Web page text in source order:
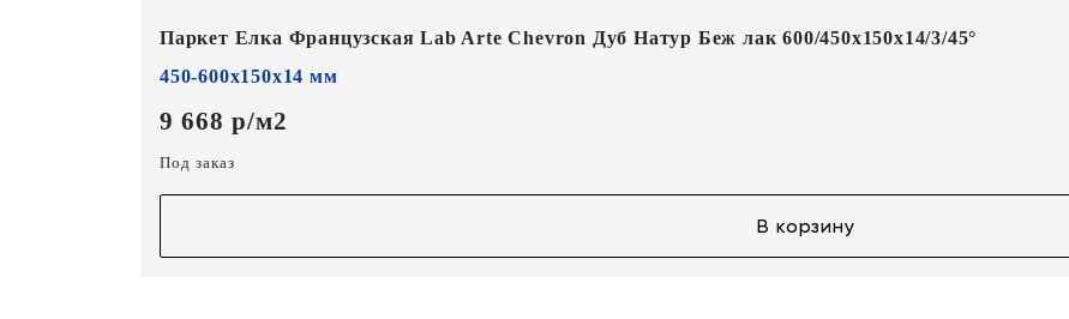
Паркет Елка Французская Lab Arte Chevron Дуб Натур Беж лак 600/450х150х14/3/45°
450-600х150х14 мм
9 668 р/м2
Под заказ
В корзину